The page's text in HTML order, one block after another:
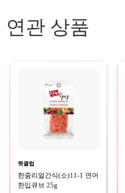
연관 상품
펫클럽
한줌리얼간식(소)11-1 연어
한입큐브 25g